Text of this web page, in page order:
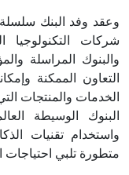
وعقد وفد البنك
شركات التكنولوجيا
والبنوك المراسلة
التعاون الممكنة
الخدمات والمنتجات
البنوك الوسيطة
واستخدام تقنيات
متطورة تلبي احتياجات